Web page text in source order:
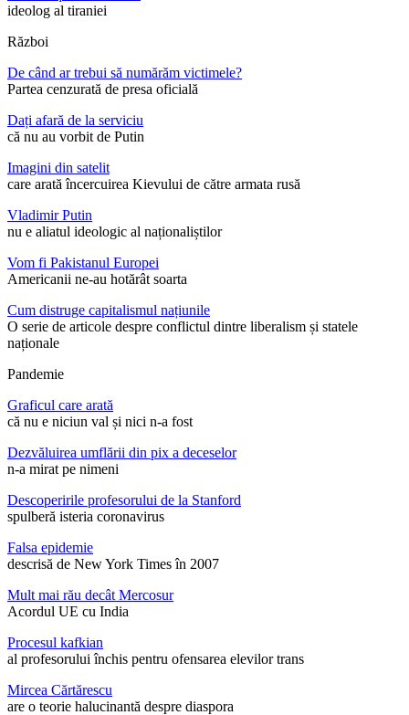
ideolog al tiraniei
Război
De când ar trebui să numărăm victimele?
Partea cenzurată de presa oficială
Dați afară de la serviciu
că nu au vorbit de Putin
Imagini din satelit
care arată încercuirea Kievului de către armata rusă
Vladimir Putin
nu e aliatul ideologic al naționaliștilor
Vom fi Pakistanul Europei
Americanii ne-au hotărât soarta
Cum distruge capitalismul națiunile
O serie de articole despre conflictul dintre liberalism și statele
naționale
Pandemie
Graficul care arată
că nu e niciun val și nici n-a fost
Dezvăluirea umflării din pix a deceselor
n-a mirat pe nimeni
Descoperirile profesorului de la Stanford
spulberă isteria coronavirus
Falsa epidemie
descrisă de New York Times în 2007
Mult mai rău decât Mercosur
Acordul UE cu India
Procesul kafkian
al profesorului închis pentru ofensarea elevilor trans
Mircea Cărtărescu
are o teorie halucinantă despre diaspora